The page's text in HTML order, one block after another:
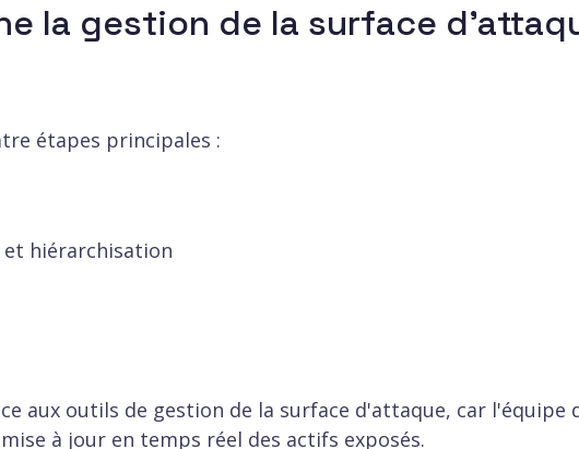
la gestion de la surface
étapes principales :
et hiérarchisation
aux outils de gestion de la surface d'attaque, car l'équipe
à jour en temps réel des actifs exposés.